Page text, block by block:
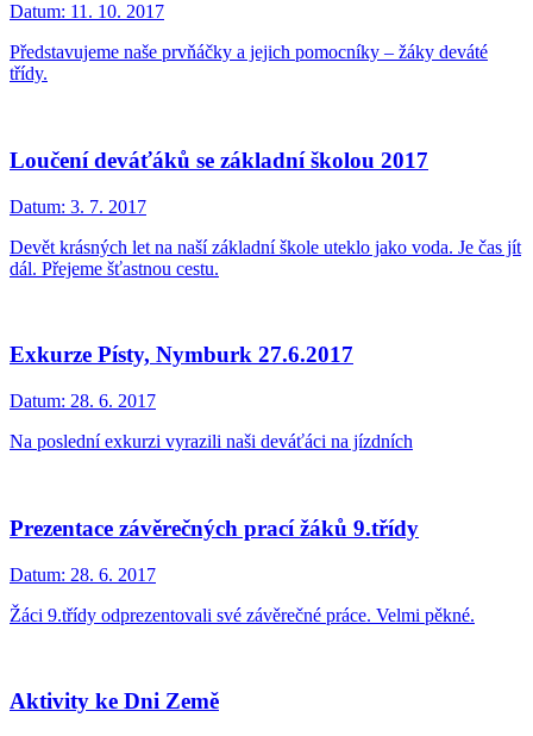
Datum: 11. 10. 2017
Představujeme naše prvňáčky a jejich pomocníky – žáky deváté
třídy.
Loučení deváťáků se základní školou 2017
Datum: 3. 7. 2017
Devět krásných let na naší základní škole uteklo jako voda. Je čas jít
dál. Přejeme šťastnou cestu.
Exkurze Písty, Nymburk 27.6.2017
Datum: 28. 6. 2017
Na poslední exkurzi vyrazili naši deváťáci na jízdních
Prezentace závěrečných prací žáků 9.třídy
Datum: 28. 6. 2017
Žáci 9.třídy odprezentovali své závěrečné práce. Velmi pěkné.
Aktivity ke Dni Země